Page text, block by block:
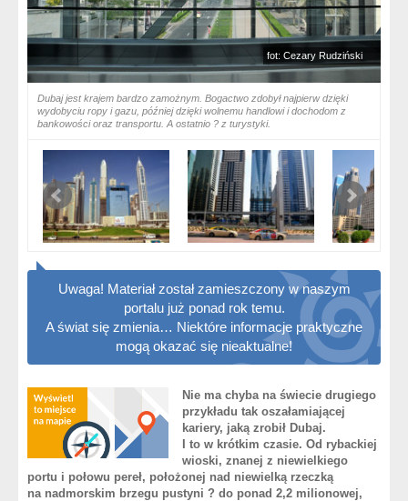
fot: Cezary Rudziński
Dubaj jest krajem bardzo zamożnym. Bogactwo zdobył najpierw dzięki
wydobyciu ropy i gazu, później dzięki wolnemu handlowi i dochodom z
bankowości oraz transportu. A ostatnio ? z turystyki.
Uwaga! Materiał został zamieszczony w naszym
portalu już ponad rok temu.
A świat się zmienia… Niektóre informacje praktyczne
mogą okazać się nieaktualne!
Nie ma chyba na świecie drugiego
przykładu tak oszałamiającej
kariery, jaką zrobił Dubaj.
I to w krótkim czasie. Od rybackiej
wioski, znanej z niewielkiego
portu i połowu pereł, położonej nad niewielką rzeczką
na nadmorskim brzegu pustyni ? do ponad 2,2 milionowej,